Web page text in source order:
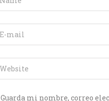
Guarda mi nombre, correo